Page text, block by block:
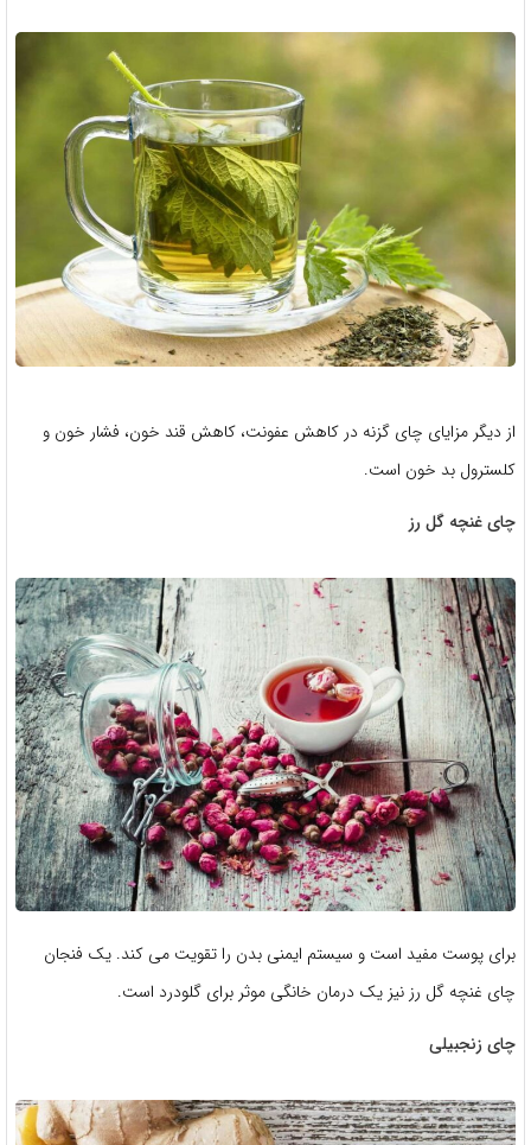
از دیگر مزایای چای گزنه در کاهش عفونت، کاهش قند خون، فشار خون و
کلسترول بد خون است.
چای غنچه گل رز
برای پوست مفید است و سیستم ایمنی بدن را تقویت می کند. یک فنجان
چای غنچه گل رز نیز یک درمان خانگی موثر برای گلودرد است.
چای زنجبیلی